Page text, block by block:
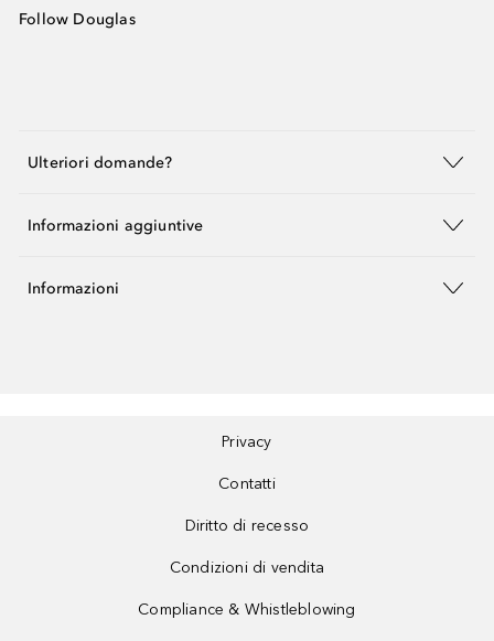
Follow Douglas
Ulteriori domande?
Informazioni aggiuntive
Informazioni
Privacy
Contatti
Diritto di recesso
Condizioni di vendita
Compliance & Whistleblowing